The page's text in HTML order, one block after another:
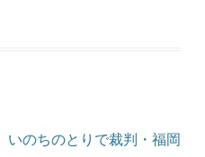
いのちのとりで裁判・福岡